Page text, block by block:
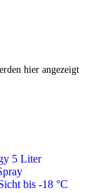
hier angezeigt
5 Liter
bis -18 °C